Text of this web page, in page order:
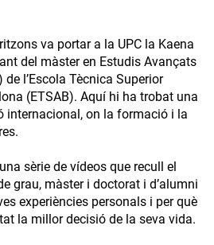
va portar a la UPC la Kaena
del màster en Estudis Avançats
de l’Escola Tècnica Superior
(ETSAB). Aquí hi ha trobat una
internacional, on la formació i la
sèrie de vídeos que recull el
grau, màster i doctorat i d’alumni
experiències personals i per què
la millor decisió de la seva vida.